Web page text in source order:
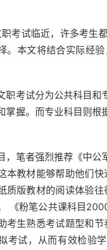
考试临近，许多考生
。本文将结合实际经
职考试分为公共科目
掌握。而专业科目则
，笔者强烈推荐《中
本教材能够帮助他们
质版教材的阅读体验
《粉笔公共课科目
考生熟悉考试题型和
考试，从而有效检验